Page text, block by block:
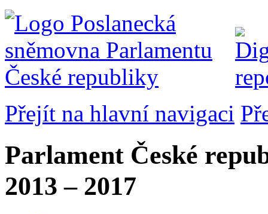
Přejít na hlavní navigaci
Parlament České
2013 – 2017